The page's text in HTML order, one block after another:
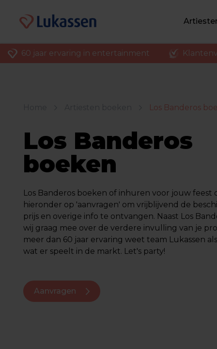
60 jaar ervaring in entertainment
Los Banderos
Los Banderos
boeken
Los Banderos boeken of inhuren voor jouw feest
hieronder op 'aanvragen' om vrijblijvend de
prijs en overige info te ontvangen. Naast Los
wij graag mee over de verdere invulling van je
meer dan 60 jaar ervaring weet team Lukassen
wat er speelt in de markt. Let's party!
Aanvragen